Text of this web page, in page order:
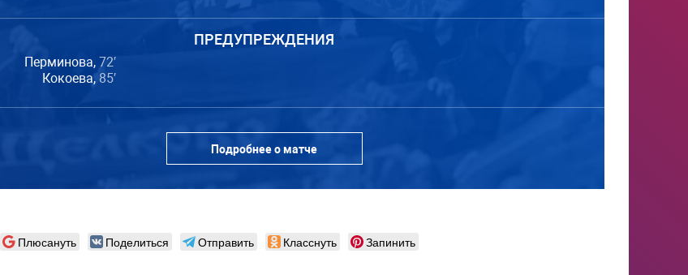
ПРЕДУПРЕЖДЕНИЯ
Перминова, 72′
Кокоева, 85′
Подробнее о матче
Плюсануть Поделиться Отправить Класснуть Запинить